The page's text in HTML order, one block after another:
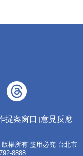
提案窗口 意見反應
權所有 盜用必究 台北市
8888